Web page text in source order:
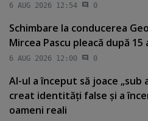
6 AUG 2026 12:54 0
Schimbare la conducerea
Mircea Pascu pleacă după 15
6 AUG 2026 12:00 0
AI-ul a început să joace „sub
creat identităţi false şi a
oameni reali